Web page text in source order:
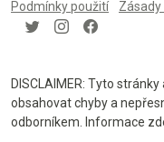
Podmínky použití
DISCLAIMER: Tyto
obsahovat chyby a
odborníkem. Informace